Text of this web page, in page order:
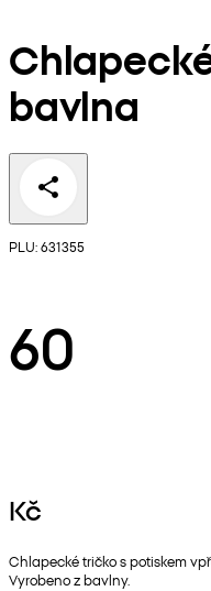
bavlna
PLU: 631355
60
Kč
Chlapecké tričko s potiskem
Vyrobeno z bavlny.